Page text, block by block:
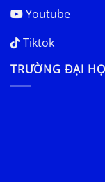
Youtube
Tiktok
TRƯỜNG ĐẠI